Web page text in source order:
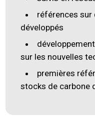
références sur
développés
sur les nouvelles
premières
stocks de carbone